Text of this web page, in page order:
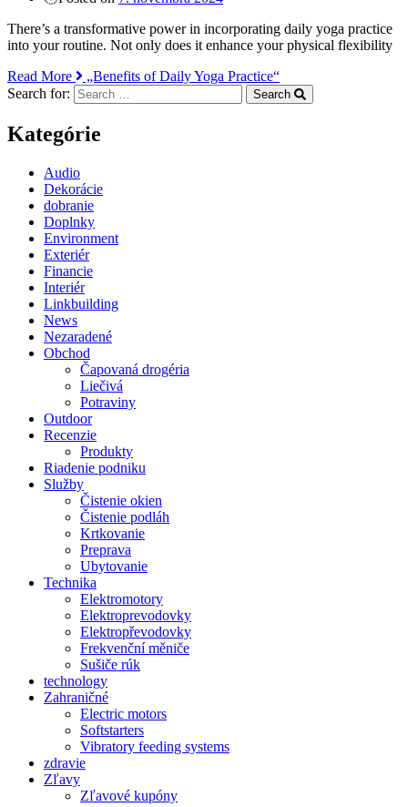
There’s a transformative power in incorporating daily yoga practice
into your routine. Not only does it enhance your physical flexibility
Read More
„Benefits of Daily Yoga Practice“
Search for:
Search
Kategórie
Audio
Dekorácie
dobranie
Doplnky
Environment
Exteriér
Financie
Interiér
Linkbuilding
News
Nezaradené
Obchod
Čapovaná drogéria
Liečivá
Potraviny
Outdoor
Recenzie
Produkty
Riadenie podniku
Služby
Čistenie okien
Čistenie podláh
Krtkovanie
Preprava
Ubytovanie
Technika
Elektromotory
Elektroprevodovky
Elektropřevodovky
Frekvenční měniče
Sušiče rúk
technology
Zahraničné
Electric motors
Softstarters
Vibratory feeding systems
zdravie
Zľavy
Zľavové kupóny